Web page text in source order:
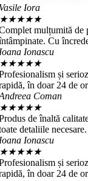
Iora
★★★★
mulțumită de
Cu
Ionascu
★★★★
și
în doar 24 de
Coman
★★★★
de înaltă
detaliile
Ionascu
★★★★
și
în doar 24 de